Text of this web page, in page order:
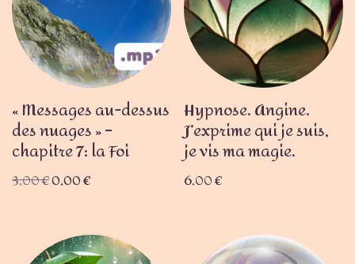
« Messages au-dessus
des nuages » –
chapitre 7: la Foi
3,00€0,00€
Hypnose. Angine.
J’exprime qui je suis,
je vis ma magie.
6,00€